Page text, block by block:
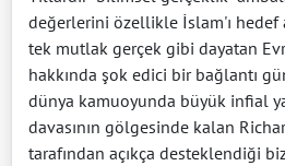
değerlerini özellikle İslam'ı
tek mutlak gerçek gibi dayatan
hakkında şok edici bir bağlantı
dünya kamuoyunda büyük infial
davasının gölgesinde kalan
tarafından açıkça desteklendiği